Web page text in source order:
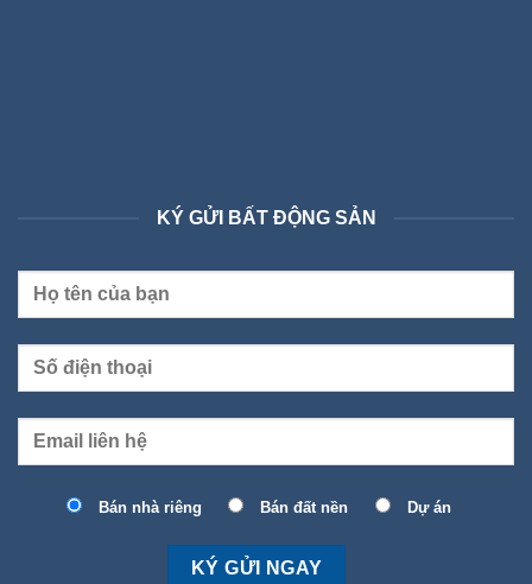
KÝ GỬI BẤT ĐỘNG SẢN
Bán nhà riêng Bán đất nền Dự án